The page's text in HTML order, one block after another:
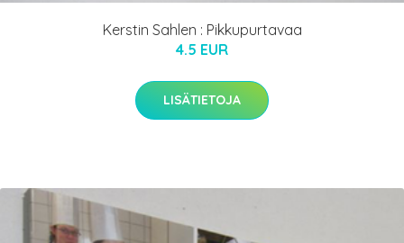
Kerstin Sahlen : Pikkupurtavaa
4.5 EUR
LISÄTIETOJA